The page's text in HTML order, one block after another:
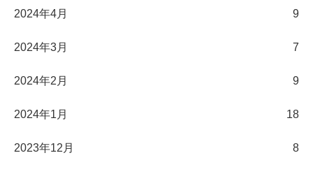
2024年4月 9
2024年3月 7
2024年2月 9
2024年1月 18
2023年12月 8